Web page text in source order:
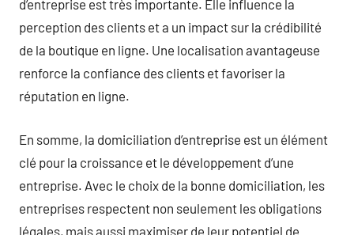
d’entreprise est très importante. Elle influence la
perception des clients et a un impact sur la crédibilité
de la boutique en ligne. Une localisation avantageuse
renforce la confiance des clients et favoriser la
réputation en ligne.
En somme, la domiciliation d’entreprise est un élément
clé pour la croissance et le développement d’une
entreprise. Avec le choix de la bonne domiciliation, les
entreprises respectent non seulement les obligations
légales, mais aussi maximiser de leur potentiel de